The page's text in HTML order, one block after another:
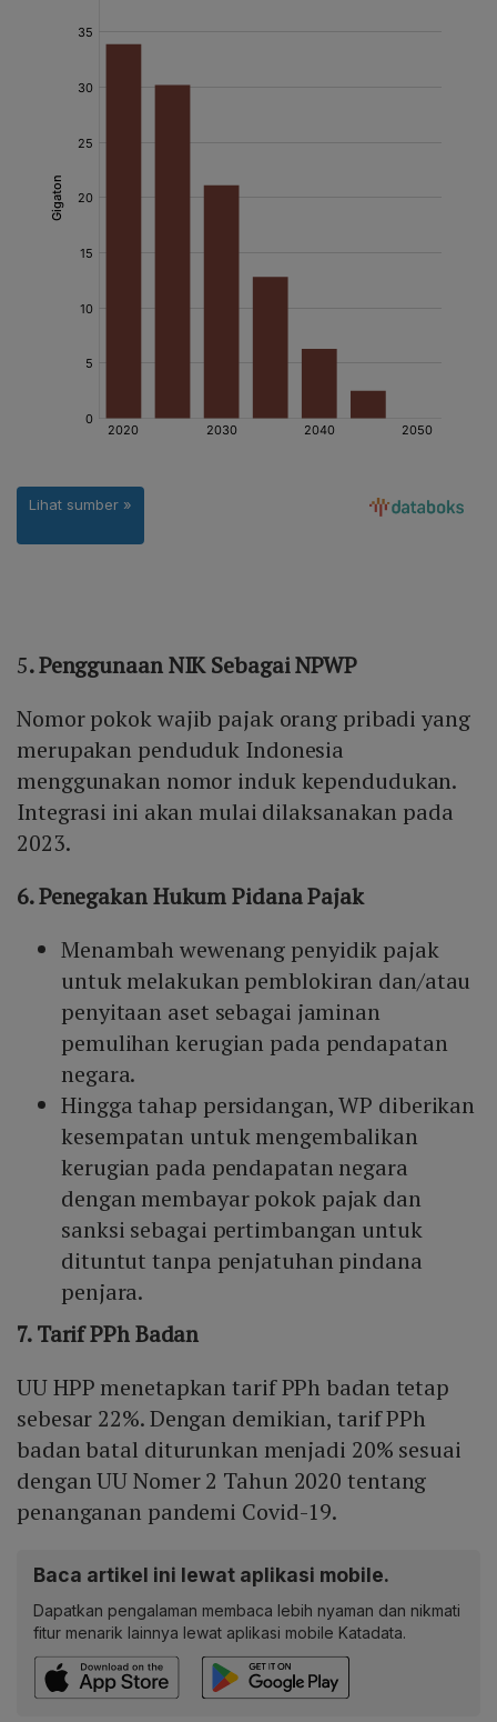
5. Penggunaan NIK Sebagai NPWP
Nomor pokok wajib pajak orang pribadi yang
merupakan penduduk Indonesia
menggunakan nomor induk kependudukan.
Integrasi ini akan mulai dilaksanakan pada
2023.
6. Penegakan Hukum Pidana Pajak
Menambah wewenang penyidik pajak
untuk melakukan pemblokiran dan/atau
penyitaan aset sebagai jaminan
pemulihan kerugian pada pendapatan
negara.
Hingga tahap persidangan, WP diberikan
kesempatan untuk mengembalikan
kerugian pada pendapatan negara
dengan membayar pokok pajak dan
sanksi sebagai pertimbangan untuk
dituntut tanpa penjatuhan pindana
penjara.
7. Tarif PPh Badan
UU HPP menetapkan tarif PPh badan tetap
sebesar 22%. Dengan demikian, tarif PPh
badan batal diturunkan menjadi 20% sesuai
dengan UU Nomer 2 Tahun 2020 tentang
penanganan pandemi Covid-19.
Baca artikel ini lewat aplikasi mobile.
Dapatkan pengalaman membaca lebih nyaman dan nikmati
fitur menarik lainnya lewat aplikasi mobile Katadata.